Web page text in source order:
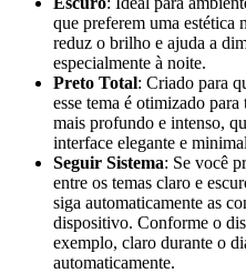
que preferem uma estética
reduz o brilho e ajuda a
especialmente à noite.
Preto Total: Criado para
esse tema é otimizado
mais profundo e intenso,
interface elegante e
Seguir Sistema: Se você
entre os temas claro e
siga automaticamente as
dispositivo. Conforme o
exemplo, claro durante o
automaticamente.